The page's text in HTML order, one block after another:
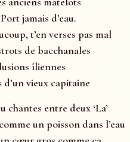
jamais d’eau.
t’en verses pas mal
de bacchanales
îliennes
vieux capitaine
chantes entre deux ‘La’
un poisson dans l’eau